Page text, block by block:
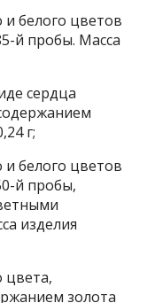
и белого цветов
й пробы. Масса
сердца
г;
и белого цветов
й пробы,
изделия
цвета,
золота